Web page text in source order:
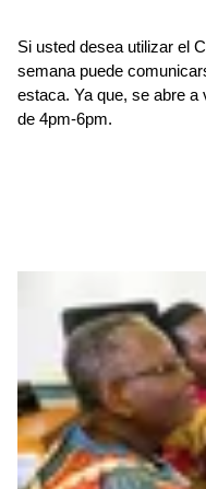
Si usted desea utilizar el
semana puede
estaca. Ya que, se abre
de 4pm-6pm.